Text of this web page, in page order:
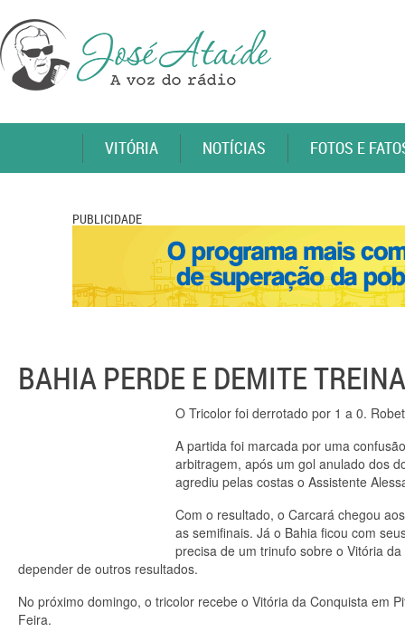
VITÓRIA NOTÍCIAS FOTOS E
PUBLICIDADE
BAHIA PERDE E DEMITE
O Tricolor foi derrotado por 1 a 0.
A partida foi marcada por uma
arbitragem, após um gol anulado dos
agrediu pelas costas o Assistente
Com o resultado, o Carcará chegou
as semifinais. Já o Bahia ficou com
precisa de um trinufo sobre o Vitória
depender de outros resultados.
No próximo domingo, o tricolor recebe o Vitória da Conquista em
Feira.